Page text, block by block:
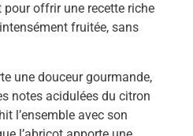
pour offrir une recette riche
fruitée, sans
une douceur gourmande,
notes acidulées du citron
l’ensemble avec son